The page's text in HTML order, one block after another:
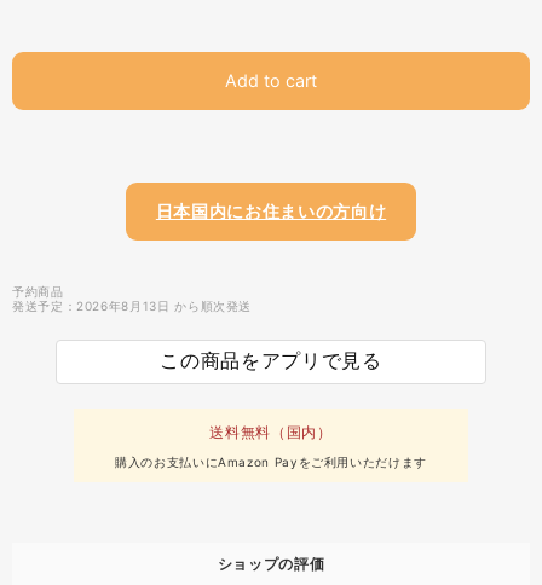
Add to cart
日本国内にお住まいの方向け
予約商品
発送予定：2026年8月13日 から順次発送
この商品をアプリで見る
送料無料（国内）
購入のお支払いにAmazon Payをご利用いただけます
ショップの評価